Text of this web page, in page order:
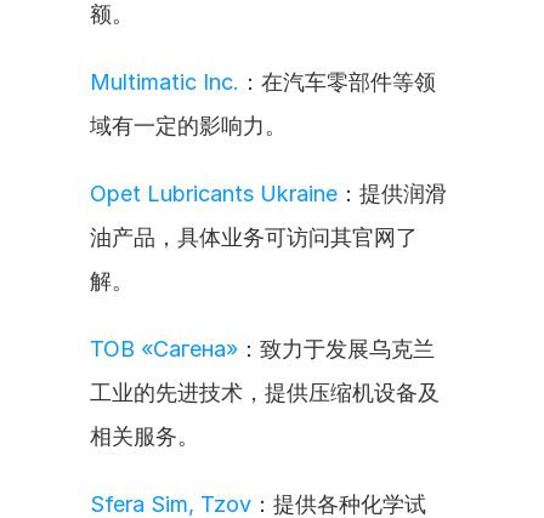
额。
Multimatic Inc. ：在汽车零部件等领
域有一定的影响力。
Opet Lubricants Ukraine ：提供润滑
油产品，具体业务可访问其官网了
解。
ТОВ «Сагена» ：致力于发展乌克兰
工业的先进技术，提供压缩机设备及
相关服务。
Sfera Sim, Tzov ：提供各种化学试